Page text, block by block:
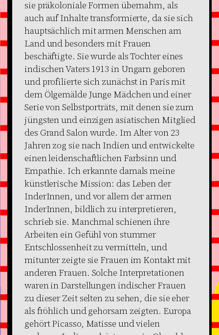
sie präkoloniale Formen übernahm, als
auch auf Inhalte transformierte, da sie sich
hauptsächlich mit armen Menschen am
Land und besonders mit Frauen
beschäftigte. Sie wurde als Tochter eines
indischen Vaters 1913 in Ungarn geboren
und profilierte sich zunächst in Paris mit
dem Ölgemälde Junge Mädchen und einer
Serie von Selbstporträts, mit denen sie zum
jüngsten und einzigen asiatischen Mitglied
des Grand Salon wurde. Im Alter von 23
Jahren zog sie nach Indien und entwickelte
einen leidenschaftlichen Farbsinn und
Empathie. Ich erkannte damals meine
künstlerische Mission: das Leben der
InderInnen, und vor allem der armen
InderInnen, bildlich zu interpretieren,
schrieb sie. Manchmal schienen ihre
Arbeiten ein Gefühl von stummer
Entschlossenheit zu vermitteln, und
mitunter zeigte sie Frauen im Kontakt mit
anderen Frauen. Solche Interpretationen
waren in Darstellungen indischer Frauen
zu dieser Zeit selten zu sehen, die sie eher
als fröhlich und gehorsam zeigten. Europa
gehört Picasso, Matisse und vielen